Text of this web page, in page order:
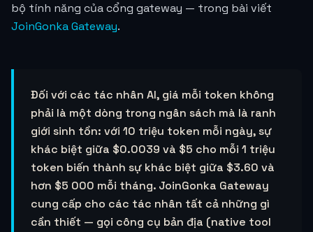
bộ tính năng của cổng gateway — trong bài viết
JoinGonka Gateway.
Đối với các tác nhân AI, giá mỗi token không
phải là một dòng trong ngân sách mà là ranh
giới sinh tồn: với 10 triệu token mỗi ngày, sự
khác biệt giữa $0.0039 và $5 cho mỗi 1 triệu
token biến thành sự khác biệt giữa $3.60 và
hơn $5 000 mỗi tháng. JoinGonka Gateway
cung cấp cho các tác nhân tất cả những gì
cần thiết — gọi công cụ bản địa (native tool